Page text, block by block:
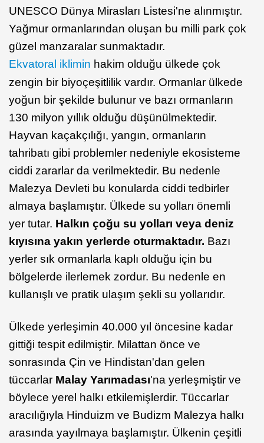
UNESCO Dünya Mirasları Listesi'ne alınmıştır.
Yağmur ormanlarından oluşan bu milli park çok
güzel manzaralar sunmaktadır.
Ekvatoral iklimin hakim olduğu ülkede çok
zengin bir biyoçeşitlilik vardır. Ormanlar ülkede
yoğun bir şekilde bulunur ve bazı ormanların
130 milyon yıllık olduğu düşünülmektedir.
Hayvan kaçakçılığı, yangın, ormanların
tahribatı gibi problemler nedeniyle ekosisteme
ciddi zararlar da verilmektedir. Bu nedenle
Malezya Devleti bu konularda ciddi tedbirler
almaya başlamıştır. Ülkede su yolları önemli
yer tutar. Halkın çoğu su yolları veya deniz
kıyısına yakın yerlerde oturmaktadır. Bazı
yerler sık ormanlarla kaplı olduğu için bu
bölgelerde ilerlemek zordur. Bu nedenle en
kullanışlı ve pratik ulaşım şekli su yollarıdır.
Ülkede yerleşimin 40.000 yıl öncesine kadar
gittiği tespit edilmiştir. Milattan önce ve
sonrasında Çin ve Hindistan'dan gelen
tüccarlar Malay Yarımadası'na yerleşmiştir ve
böylece yerel halkı etkilemişlerdir. Tüccarlar
aracılığıyla Hinduizm ve Budizm Malezya halkı
arasında yayılmaya başlamıştır. Ülkenin çeşitli